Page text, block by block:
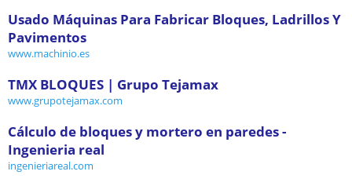
Usado Máquinas Para Fabricar Bloques, Ladrillos Y
Pavimentos
www.machinio.es
TMX BLOQUES | Grupo Tejamax
www.grupotejamax.com
Cálculo de bloques y mortero en paredes -
Ingenieria real
ingenieriareal.com